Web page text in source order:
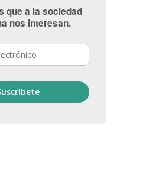
que a la sociedad
nos interesan.